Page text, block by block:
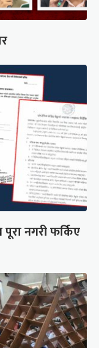
नगरी फर्किए